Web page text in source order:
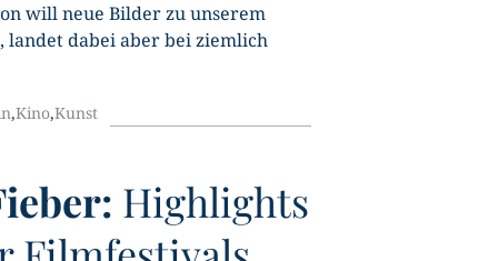
will neue Bilder zu unserem
dabei aber bei ziemlich
,Kino,Kunst
Highlights